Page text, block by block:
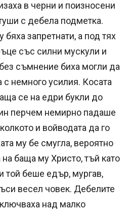
в черни и поизносени
с дебела подметка.
бяха запретнати, а под тях
със силни мускули и
съмнение биха могли да
с немного усилия. Косата
се на едри букли до
перчем немирно падаше
и войводата да го
му бе смугла, вероятно
баща му Христо, тъй като
той беше едър, мургав,
весел човек. Дебелите
над малко